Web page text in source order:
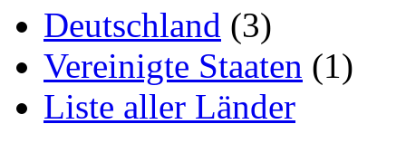
Deutschland (3)
Vereinigte Staaten (1)
Liste aller Länder